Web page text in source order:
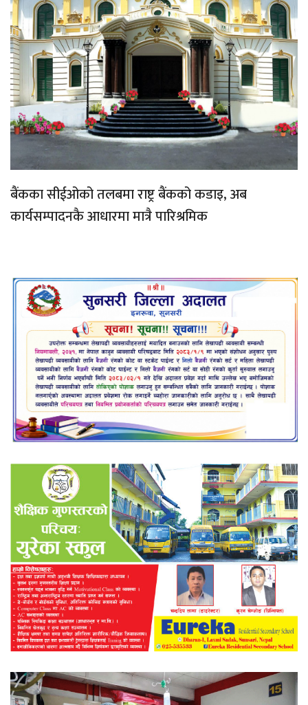
बैंकका सीईओको तलबमा राष्ट्र बैंकको कडाइ, अब
कार्यसम्पादनकै आधारमा मात्रै पारिश्रमिक